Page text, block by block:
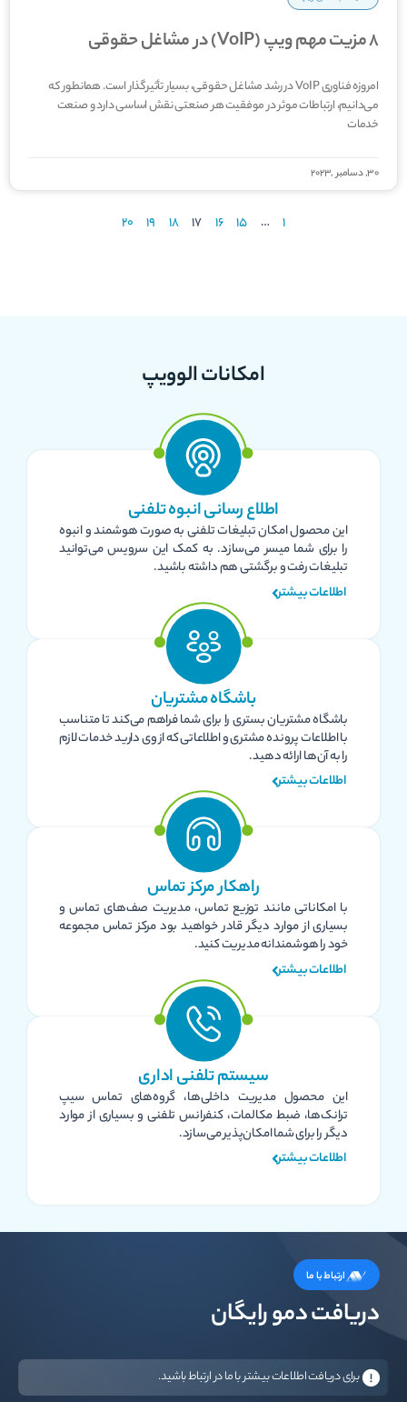
8 مزیت مهم ویپ (VoIP) در مشاغل حقوقی
امروزه فناوری VoIP در رشد مشاغل حقوقی، بسیار تأثیرگذار است. همان­طور که
می‌­دانیم، ارتباطات موثر در موفقیت هر صنعتی نقش اساسی دارد و صنعت
خدمات
30, دسامبر ,2023
1
…
15
16
17
18
19
20
امکانات الوویپ
اطلاع رسانی انبوه تلفنی
این محصول امکان تبلیغات تلفنی به صورت هوشمند و انبوه
را برای شما میسر می‌سازد. به کمک این سرویس می‌توانید
تبلیغات رفت و برگشتی هم داشته باشید.
اطلاعات بیشتر
باشگاه مشتریان
باشگاه مشتریان بستری را برای شما فراهم می‌کند تا متناسب
با اطلاعات پرونده مشتری و اطلاعاتی که از وی دارید خدمات لازم
را به آن‌ها ارائه دهید.
اطلاعات بیشتر
راهکار مرکز تماس
با امکاناتی مانند توزیع تماس، مدیریت صف‌های تماس و
بسیاری از موارد دیگر قادر خواهید بود مرکز تماس مجموعه
خود را هوشمندانه مدیریت کنید.
اطلاعات بیشتر
سیستم تلفنی اداری
این محصول مدیریت داخلی‌ها، گروه‌های تماس سیپ
ترانک‌ها، ضبط مکالمات، کنفرانس تلفنی و بسیاری از موارد
دیگر را برای شما امکان‌پذیر می‌سازد.
اطلاعات بیشتر
ارتباط با ما
دریافت دمو رایگان
برای دریافت اطلاعات بیشتر با ما در ارتباط باشید.